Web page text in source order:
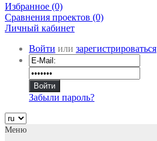
Избранное (0)
Сравнения проектов (0)
Личный кабинет
Войти или зарегистрироваться
Забыли пароль?
Меню